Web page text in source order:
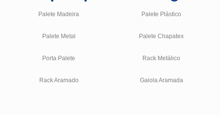
Palete Madeira Palete Plástico
Palete Metal Palete Chapatex
Porta Palete Rack Metálico
Rack Aramado Gaiola Aramada